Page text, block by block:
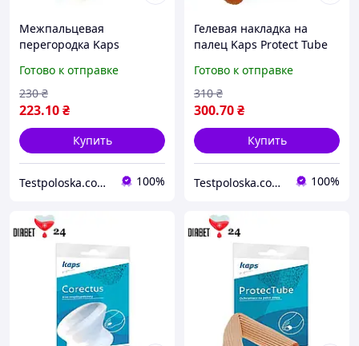
Межпальцевая
перегородка Kaps
Готово к отправке
223.10₴
230 ₴
Купить
Testpoloska.com.ua 100%
Гелевая накладка на
палец Kaps Protect Tube
Готово к отправке
300.70₴
310 ₴
Купить
Testpoloska.com.ua 100%